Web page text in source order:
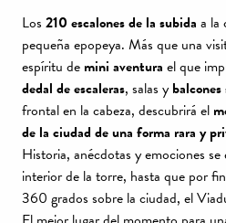
Los 210 escalones de la subida a la
pequeña epopeya. Más que una
espíritu de mini aventura el que
dedal de escaleras, salas y
frontal en la cabeza, descubrirá el
de la ciudad de una forma rara y
Historia, anécdotas y emociones
interior de la torre, hasta que por
360 grados sobre la ciudad, el